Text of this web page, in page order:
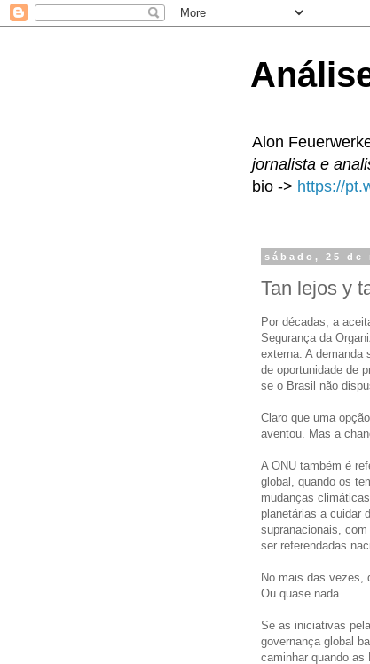
Alon
jornalista e
bio -> https://
sábado, 25 de
Tan lejos y
Por décadas, a
Segurança da
externa. A demanda
de oportunidade de
se o Brasil não
Claro que uma
aventou. Mas a
A ONU também é
global, quando os
mudanças
planetárias a cuidar
supranacionais,
ser referendadas
No mais das vezes,
Ou quase nada.
Se as iniciativas
governança global
caminhar quando